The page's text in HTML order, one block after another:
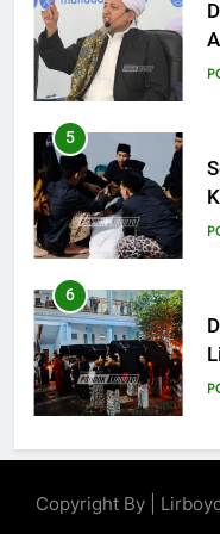
21
22
23
5
6
7
Copyright By |